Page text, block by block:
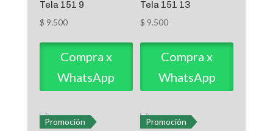
Tela 151 9
$ 9.500
Compra x
WhatsApp
Tela 151 13
$ 9.500
Compra x
WhatsApp
Promoción Promoción